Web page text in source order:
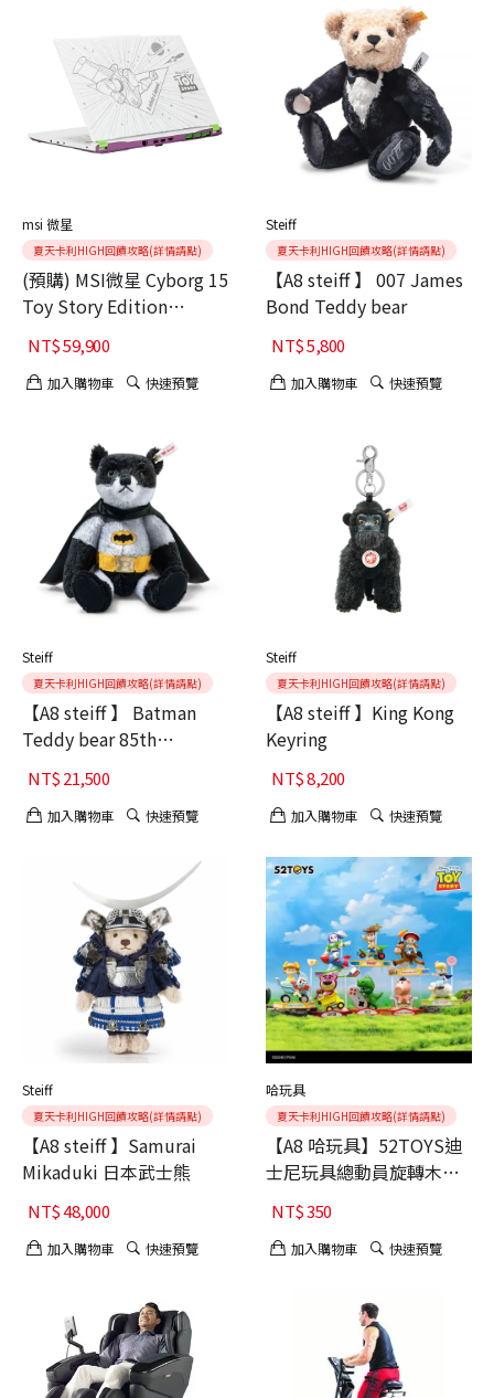
msi 微星
夏天卡利HIGH回饋攻略(詳情請點)
(預購) MSI微星 Cyborg 15
Toy Story Edition
C13WE-423TW 15.6吋 玩
具總動員特仕版聯名筆電
NT$59,900
加入購物車 快速預覽
Steiff
夏天卡利HIGH回饋攻略(詳情請點)
【A8 steiff 】 007 James
Bond Teddy bear
NT$5,800
加入購物車 快速預覽
Steiff
夏天卡利HIGH回饋攻略(詳情請點)
【A8 steiff 】 Batman
Teddy bear 85th
Anniversary
NT$21,500
加入購物車 快速預覽
Steiff
夏天卡利HIGH回饋攻略(詳情請點)
【A8 steiff 】King Kong
Keyring
NT$8,200
加入購物車 快速預覽
Steiff
夏天卡利HIGH回饋攻略(詳情請點)
【A8 steiff 】Samurai
Mikaduki 日本武士熊
NT$48,000
加入購物車 快速預覽
哈玩具
夏天卡利HIGH回饋攻略(詳情請點)
【A8 哈玩具】52TOYS迪
士尼玩具總動員旋轉木馬
系列盒玩單入(款式隨機)
NT$350
加入購物車 快速預覽